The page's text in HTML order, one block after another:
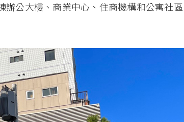
公大樓、商業中心、住商機構和公寓社區